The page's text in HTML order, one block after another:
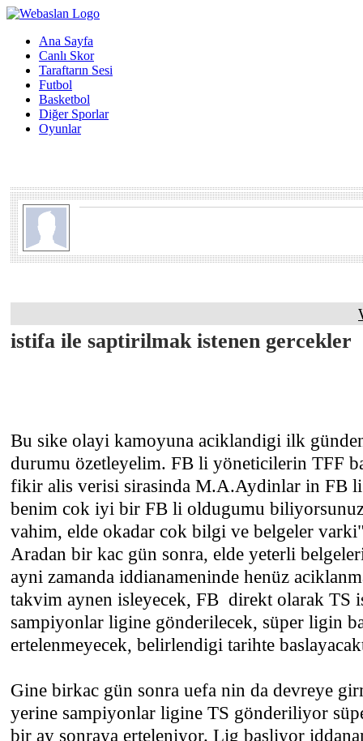
Ana Sayfa
Canlı Skor
Taraftarın Sesi
Futbol
Basketbol
Diğer Sporlar
Oyunlar
istifa ile saptirilmak istenen gercekler
Bu sike olayi kamoyuna aciklandigi ilk
durumu özetleyelim. FB li yöneticilerin TFF
fikir alis verisi sirasinda M.A.Aydinlar in FB
benim cok iyi bir FB li oldugumu
vahim, elde okadar cok bilgi ve belgeler
Aradan bir kac gün sonra, elde yeterli
ayni zamanda iddianameninde henüz
takvim aynen isleyecek, FB direkt olarak TS
sampiyonlar ligine gönderilecek, süper ligin
ertelenmeyecek, belirlendigi tarihte
Gine birkac gün sonra uefa nin da devreye
yerine sampiyonlar ligine TS gönderiliyor
bir ay sonraya erteleniyor. Lig basliyor